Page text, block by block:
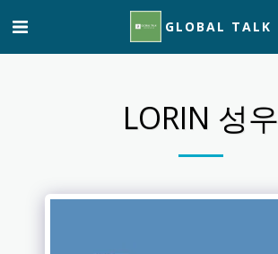
GLOBAL TALK
LORIN 성우